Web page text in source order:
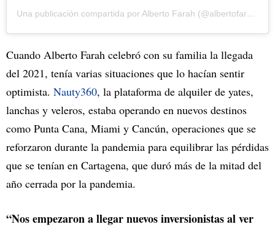
Una publicación compartida por Alberto Farah (@albertofarah_)
Cuando Alberto Farah celebró con su familia la llegada
del 2021, tenía varias situaciones que lo hacían sentir
optimista. Nauty360, la plataforma de alquiler de yates,
lanchas y veleros, estaba operando en nuevos destinos
como Punta Cana, Miami y Cancún, operaciones que se
reforzaron durante la pandemia para equilibrar las pérdidas
que se tenían en Cartagena, que duró más de la mitad del
año cerrada por la pandemia.
“Nos empezaron a llegar nuevos inversionistas al ver